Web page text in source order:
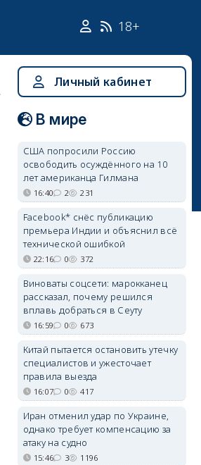
18+
Личный кабинет
В мире
США попросили Россию
освободить осуждённого на 10
лет американца Гилмана
16:40 2 231
Facebook* снёс публикацию
премьера Индии и объяснил всё
технической ошибкой
22:16 0 372
Виноваты соцсети: марокканец
рассказал, почему решился
вплавь добраться в Сеуту
16:59 0 673
Китай пытается остановить утечку
специалистов и ужесточает
правила выезда
16:07 0 417
Иран отменил удар по Украине,
однако требует компенсацию за
атаку на судно
15:46 3 1196